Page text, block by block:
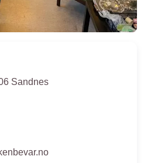
Sandnes